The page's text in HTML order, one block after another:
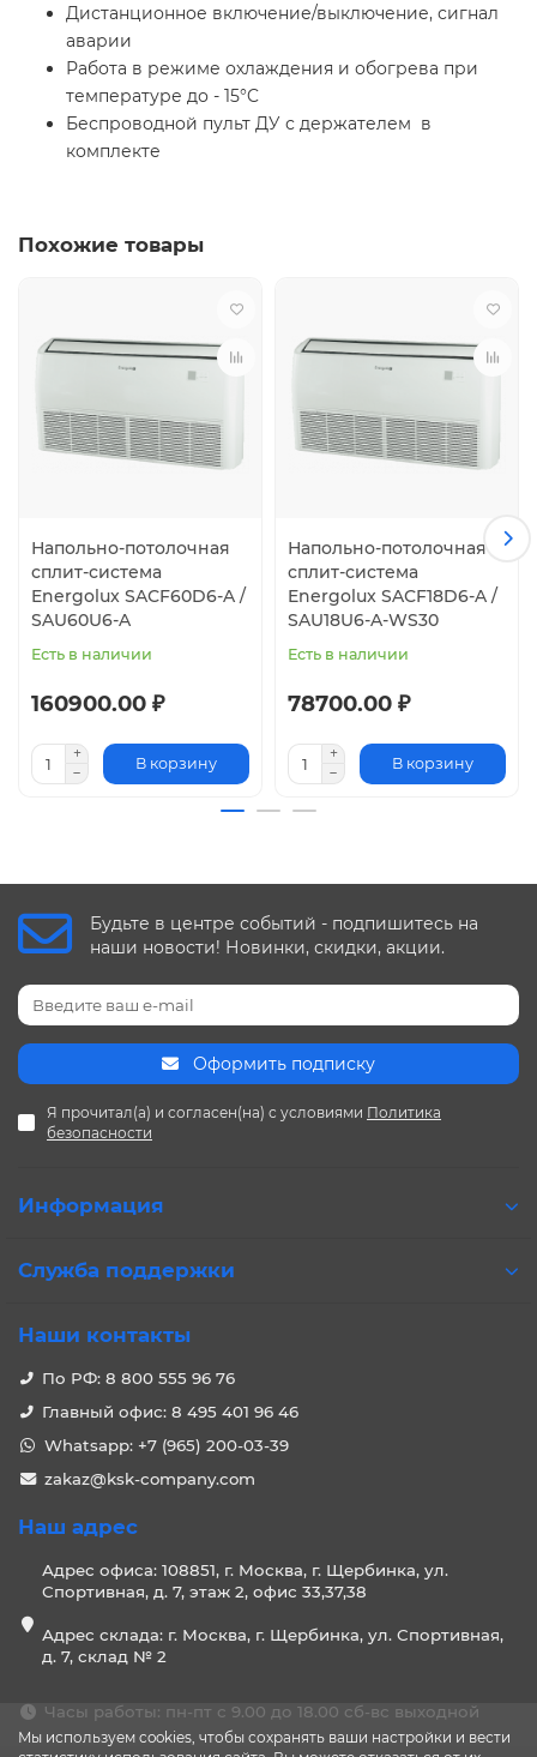
Дистанционное включение/выключение, сигнал
аварии
Работа в режиме охлаждения и обогрева при
температуре до - 15°C
Беспроводной пульт ДУ с держателем в
комплекте
Похожие товары
Напольно-потолочная
сплит-система
Energolux SAСF60D6-A /
SAU60U6-A
Есть в наличии
160900.00 ₽
В корзину
Напольно-потолочная
сплит-система
Energolux SAСF18D6-A /
SAU18U6-A-WS30
Есть в наличии
78700.00 ₽
В корзину
Мы используем cookies, чтобы сохранять ваши настройки и вести
Будьте в центре событий - подпишитесь на
наши новости! Новинки, скидки, акции.
Оформить подписку
Я прочитал(а) и согласен(на) с условиями Политика
безопасности
Информация
Служба поддержки
Наши контакты
По РФ: 8 800 555 96 76
Главный офис: 8 495 401 96 46
Whatsapp: +7 (965) 200-03-39
zakaz@ksk-company.com
Наш адрес
Адрес офиса: 108851, г. Москва, г. Щербинка, ул.
Спортивная, д. 7, этаж 2, офис 33,37,38
Адрес склада: г. Москва, г. Щербинка, ул. Спортивная,
д. 7, склад № 2
Часы работы: пн-пт с 9.00 до 18.00 сб-вс выходной